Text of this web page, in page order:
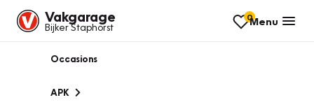
Vakgarage
Bijker Staphorst
0Menu
Occasions
APK